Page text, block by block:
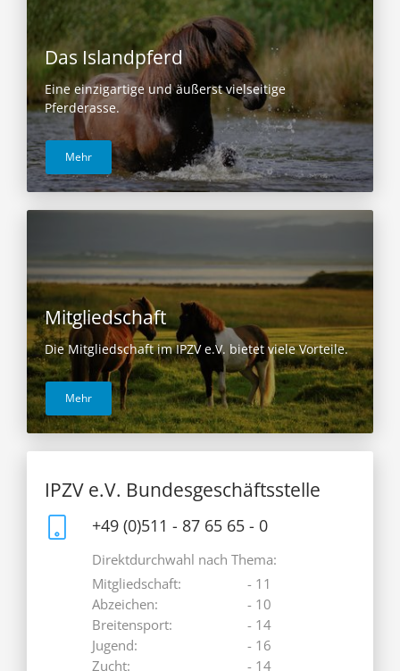
Das Islandpferd
Eine einzigartige und äußerst vielseitige
Pferderasse.
Mehr
Mitgliedschaft
Die Mitgliedschaft im IPZV e.V. bietet viele Vorteile.
Mehr
IPZV e.V. Bundesgeschäftsstelle
+49 (0)511 - 87 65 65 - 0
Direktdurchwahl nach Thema:
Mitgliedschaft:
Abzeichen:
Breitensport:
Jugend:
Zucht:
- 11
- 10
- 14
- 16
- 14